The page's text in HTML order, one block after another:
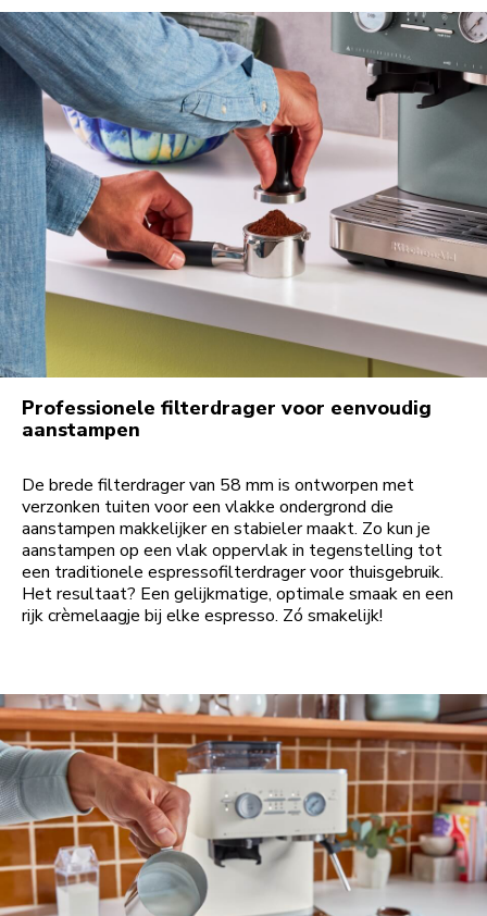
Professionele filterdrager voor eenvoudig
aanstampen
De brede filterdrager van 58 mm is ontworpen met
verzonken tuiten voor een vlakke ondergrond die
aanstampen makkelijker en stabieler maakt. Zo kun je
aanstampen op een vlak oppervlak in tegenstelling tot
een traditionele espressofilterdrager voor thuisgebruik.
Het resultaat? Een gelijkmatige, optimale smaak en een
rijk crèmelaagje bij elke espresso. Zó smakelijk!